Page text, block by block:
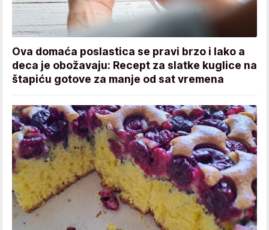
Ova domaća poslastica se pravi brzo i lako a
deca je obožavaju: Recept za slatke kuglice na
štapiću gotove za manje od sat vremena